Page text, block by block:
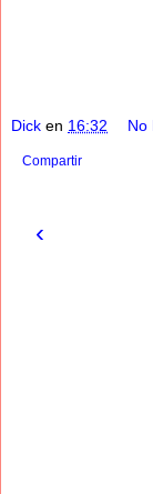
Dick en 16:32 No
Compartir
‹